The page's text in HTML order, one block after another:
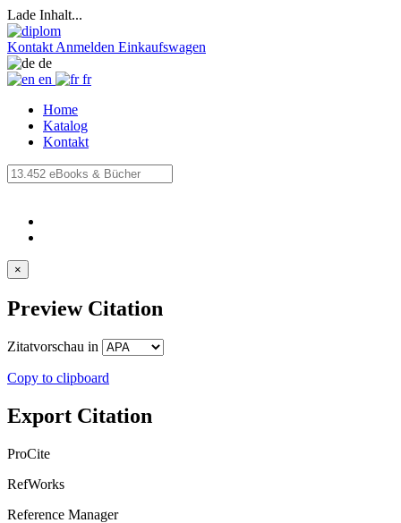
Lade Inhalt...
Kontakt Anmelden Einkaufswagen
de
en
fr
Home
Katalog
Kontakt
×
Preview Citation
Zitatvorschau in
Copy to clipboard
Export Citation
ProCite
RefWorks
Reference Manager